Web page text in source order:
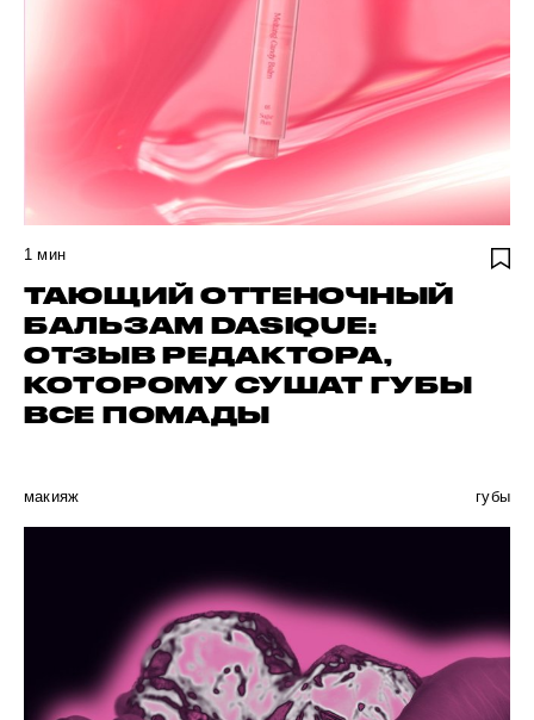
1 мин
ТАЮЩИЙ ОТТЕНОЧНЫЙ
БАЛЬЗАМ DASIQUE:
ОТЗЫВ РЕДАКТОРА,
КОТОРОМУ СУШАТ ГУБЫ
ВСЕ ПОМАДЫ
макияж губы